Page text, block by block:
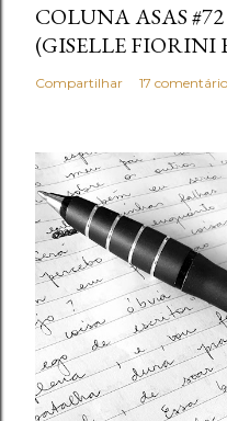
COLUNA ASAS
(GISELLE FIORINI
Compartilhar 17